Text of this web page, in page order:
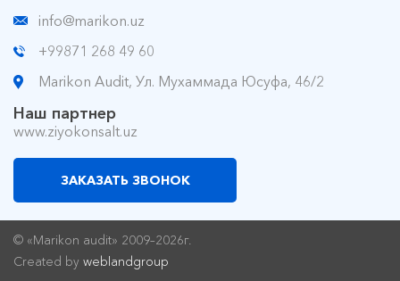
info@marikon.uz
+99871 268 49 60
Marikon Audit, Ул. Мухаммада Юсуфа, 46/2
Наш партнер
www.ziyokonsalt.uz
ЗАКАЗАТЬ ЗВОНОК
© «Marikon audit» 2009–2026г.
Created by weblandgroup